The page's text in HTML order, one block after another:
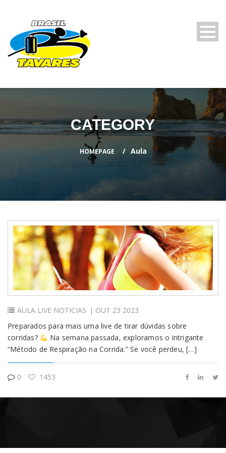
Login
CATEGORY
HOMEPAGE Aula
AULA LIVE NOTICIAS | OUT 23 2023
Preparados para mais uma live de tirar dúvidas sobre
corridas?
Na semana passada, exploramos o intrigante
“Método de Respiração na Corrida.” Se você perdeu, […]
0 1453